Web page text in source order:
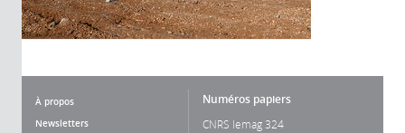
À propos
Newsletters
Numéros papiers
CNRS lemag 324